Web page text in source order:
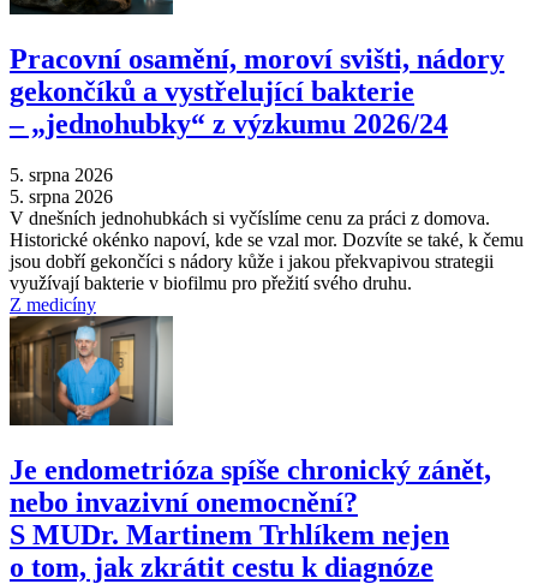
Pracovní osamění, moroví svišti, nádory
gekončíků a vystřelující bakterie
–⁠ „jednohubky“ z výzkumu 2026/24
5. srpna 2026
5. srpna 2026
V dnešních jednohubkách si vyčíslíme cenu za práci z domova.
Historické okénko napoví, kde se vzal mor. Dozvíte se také, k čemu
jsou dobří gekončíci s nádory kůže i jakou překvapivou strategii
využívají bakterie v biofilmu pro přežití svého druhu.
Z medicíny
Je endometrióza spíše chronický zánět,
nebo invazivní onemocnění?
S MUDr. Martinem Trhlíkem nejen
o tom, jak zkrátit cestu k diagnóze